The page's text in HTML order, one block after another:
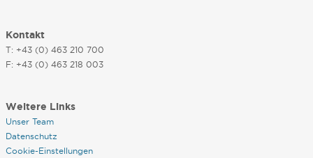
Kontakt
T: +43 (0) 463 210 700
F: +43 (0) 463 218 003
Weitere Links
Unser Team
Datenschutz
Cookie-Einstellungen